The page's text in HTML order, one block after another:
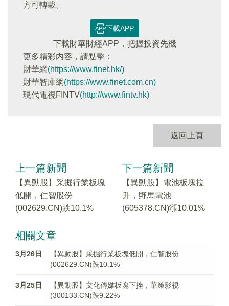
方可轉載。
下載APP
下載財華財經APP，把握投資先機
更多精彩内容，請點擊：
財華網(https://www.finet.hk/)
財華智庫網(https://www.finet.com.cn)
現代電視FINTV(http://www.fintv.hk)
返回上頁
上一篇新聞
【異動股】采掘行業板塊
低開，仁智股份
(002629.CN)跌10.1%
下一篇新聞
【異動股】電池板塊拉
升，野馬電池
(605378.CN)漲10.01%
相關文章
3月26日
【異動股】采掘行業板塊低開，仁智股份
(002629.CN)跌10.1%
3月25日
【異動股】文化傳媒板塊下挫，華策影視
(300133.CN)跌9.22%